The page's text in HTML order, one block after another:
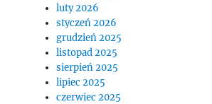
luty 2026
styczeń 2026
grudzień 2025
listopad 2025
sierpień 2025
lipiec 2025
czerwiec 2025